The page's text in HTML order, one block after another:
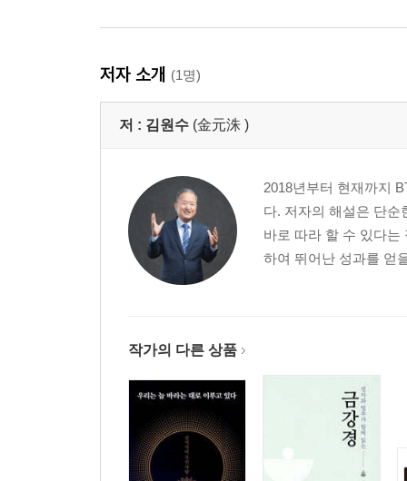
저자 소개 (1명)
저 : 김원수 (金元洙 )
2018년부터 현재까지
다. 저자의 해설은 단
바로 따라 할 수 있다
하여 뛰어난 성과를 얻
작가의 다른 상품